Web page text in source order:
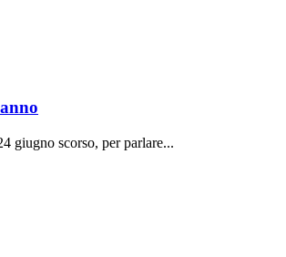
giugno scorso, per parlare...